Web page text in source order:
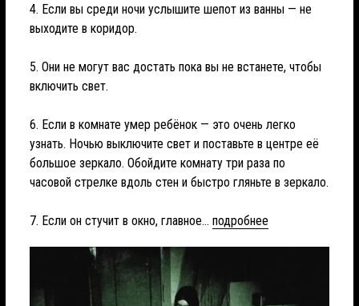
4. Если вы среди ночи услышите шепот из ванны — не
выходите в коридор.
5. Они не могут вас достать пока вы не встанете, чтобы
включить свет.
6. Если в комнате умер ребёнок — это очень легко
узнать. Ночью выключите свет и поставьте в центре её
большое зеркало. Обойдите комнату три раза по
часовой стрелке вдоль стен и быстро гляньте в зеркало.
7. Если он стучит в окно, главное... подробнее